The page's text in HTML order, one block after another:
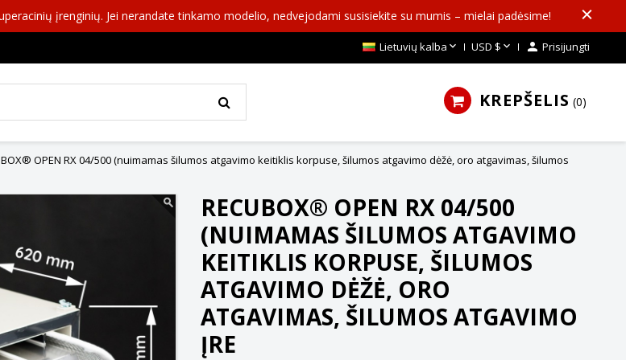
įrenginių. Jei nerandate tinkamo modelio, nedvejodami susisiekite su mumis – mielai padėsime!
Lietuvių kalba USD $  Prisijungti
KREPŠELIS 0
OPEN RX 04/500 (nuimamas šilumos atgavimo keitiklis korpuse, šilumos atgavimo dėžė, oro atgavimas, šilumos
RECUBOX® OPEN RX 04/500
(NUIMAMAS ŠILUMOS ATGAVIMO
KEITIKLIS KORPUSE, ŠILUMOS
ATGAVIMO DĖŽĖ, ORO
ATGAVIMAS, ŠILUMOS ATGAVIMO
ĮRE